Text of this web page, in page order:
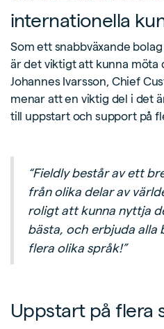
internationella
Som ett snabbväxande
är det viktigt att kunna möta
Johannes Ivarsson, Chief
menar att en viktig del i det
till uppstart och support på
“Fieldly består av ett
från olika delar av
roligt att kunna nyttja
bästa, och erbjuda alla
flera olika språk!”
Uppstart på flera